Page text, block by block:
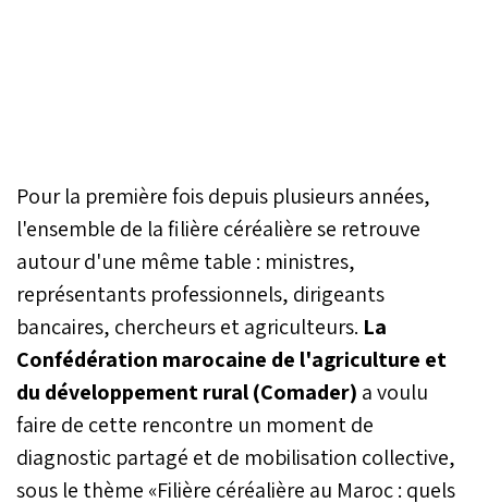
Pour la première fois depuis plusieurs années,
l'ensemble de la filière céréalière se retrouve
autour d'une même table : ministres,
représentants professionnels, dirigeants
bancaires, chercheurs et agriculteurs. La
Confédération marocaine de l'agriculture et
du développement rural (Comader) a voulu
faire de cette rencontre un moment de
diagnostic partagé et de mobilisation collective,
sous le thème «Filière céréalière au Maroc : quels